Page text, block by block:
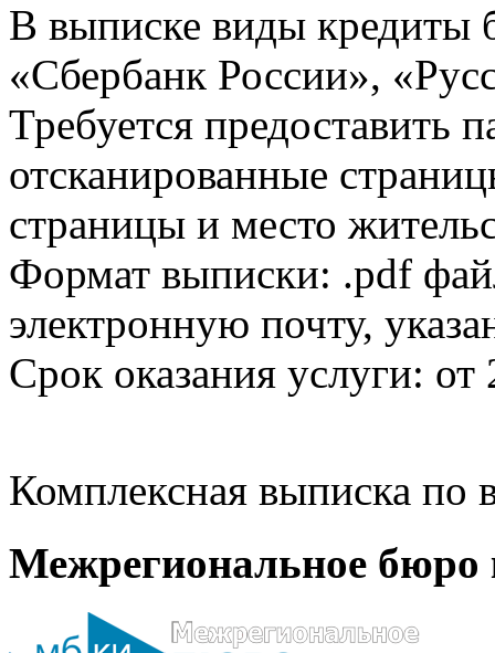
В выписке виды кредиты
«Сбербанк России»,
Требуется предоставить
отсканированные
страницы и место
Формат выписки: .pdf
электронную почту,
Срок оказания услуги: от
Комплексная выписка
Межрегиональное бюро